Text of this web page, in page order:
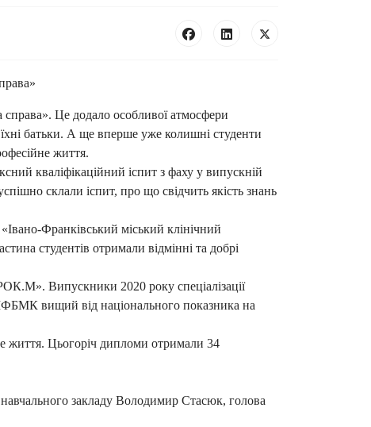
Це додало особливої атмосфери
батьки. А ще вперше уже колишні студенти
життя.
кваліфікаційний іспит з фаху у випускній
склали іспит, про що свідчить якість знань
Франківський міський клінічний
студентів отримали відмінні та добрі
Випускники 2020 року спеціалізації
вищий від національного показника на
життя. Цьогоріч дипломи отримали 34
закладу Володимир Стасюк, голова